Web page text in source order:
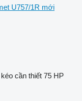
U757/1R mới
cần thiết 75 HP